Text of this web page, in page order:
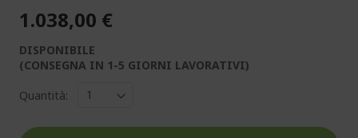
1.038,00 €
DISPONIBILE
(CONSEGNA IN 1-5 GIORNI LAVORATIVI)
Quantità: